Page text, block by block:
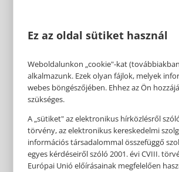
Ez az oldal sütiket használ
Weboldalunkon „cookie"-kat
alkalmazunk. Ezek olyan fájlok, melyek
webes böngészőjében. Ehhez az Ön
szükséges.
A „sütiket" az elektronikus hírközlésről
törvény, az elektronikus kereskedelmi
információs társadalommal összefüggő
egyes kérdéseiről szóló 2001. évi CVIII.
Európai Unió előírásainak megfelelően